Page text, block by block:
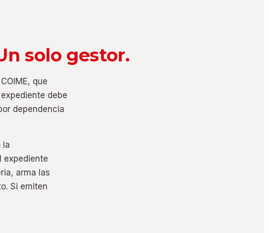
solo gestor.
que
debe
dependencia
la
expediente
arma las
Si emiten